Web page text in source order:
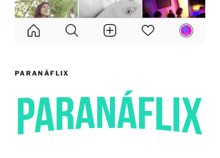
PARANÁFLIX